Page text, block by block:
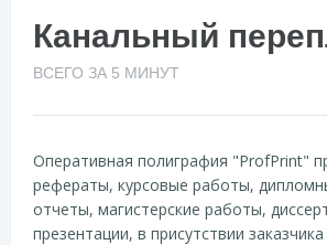
Канальный
ВСЕГО ЗА 5 МИНУТ
Оперативная полиграфия "ProfPrint"
рефераты, курсовые работы,
отчеты, магистерские работы,
презентации, в присутствии